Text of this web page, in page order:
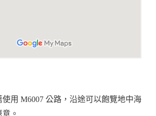
使用 M6007 公路，沿途可以飽覽地中海
。